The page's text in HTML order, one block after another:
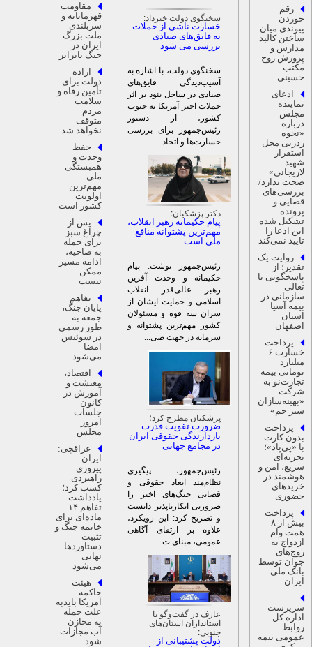
مقاومت
قهرمانانه و
سربلندی
ملت بزرگ
ایران در
جنگ نابرابر
اراده
دولت برای
تأمین رفاه و
سلامت
مردم
متوقف
نخواهد شد
حفظ
وحدت و
همبستگی
ملی
مهم‌ترین
اولویت
کشور است
پس از
چراغ سبز
برای حمله
به ضاحیه،
ادامه مسیر
ممکن
نیست
تفاهم
پایان جنگ،
جمعه به
طور رسمی
در سوئیس
امضا
می‌شود
اقتصاد،
معیشت و
آموزش در
کانون
جلسات
امروز
مجلس
عراقچی:
ایران
پیروزی
راهبردی
کسب کرد؛
یادداشت
تفاهم ۱۴
ماده‌ای برای
خاتمه جنگ و
تثبیت
دستاوردها
نهایی
می‌شود
هیئت
حاکمه
آمریکا بایدبه
علت حمله
به مخازن
آب مجازات
شود
سخنگوی دولت خبرداد:
خسارت ناشی از حملات
به قایق‌های صیادی
بررسی می شود
سخنگوی دولت، با اشاره به
آسیب‌دیدگی قایق‌های
صیادی در ساحل بنود بر اثر
حملات اخیر آمریکا به جنوب
کشور، از دستور
رئیس‌جمهور برای بررسی
خسارت‌ها و اتخاذ...
دکتر پزشکیان:
پیام حکیمانه رهبر انقلاب،
مهم‌ترین پشتوانه منافع
ملی است
رئیس‌جمهور نوشت: پیام
حکیمانه و وحدت آفرین
رهبر عالی‌قدر انقلاب
اسلامی و حمایت ایشان از
سران سه قوه و مسئولان
کشور مهم‌ترین پشتوانه و
سرمایه در جهت صی...
پزشکیان مطرح کرد؛
ضرورت تقویت قدرت
بازدارندگی حقوقی ایران
در مجامع جهانی
رئیس‌جمهور، پیگیری
نظام‌مند ابعاد حقوقی و
قضایی جنگ‌های اخیر را
ضرورتی انکارناپذیر دانست
و تصریح کرد: این رویکرد،
علاوه بر ارتقای آگاهی
عمومی، مبنای ت...
عارف در گفت‌و‌گو با
استانداران استان‌های
جنوبی:
دولت پشتیبانی از
رقم
میان
کالبد
و
روح
ادعای
محل
ندارد/
و
شده
ادعا را
نمی‌کند
روایت یک
از
تا
در
آسیا
پرداخت
خسارت ۶
بیمه
به
جم»
پرداخت
کارت
«پی‌پاد»؛
امن و
در
پرداخت
بیش از ۸
وام
به
توسط
ملی
کل
بیمه